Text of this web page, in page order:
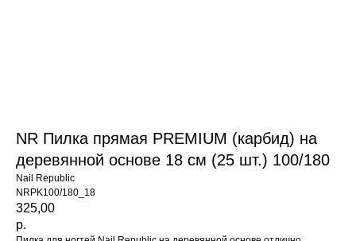
NR Пилка прямая PREMIUM (карбид) на
деревянной основе 18 см (25 шт.) 100/180
Nail Republic
NRPK100/180_18
325,00
р.